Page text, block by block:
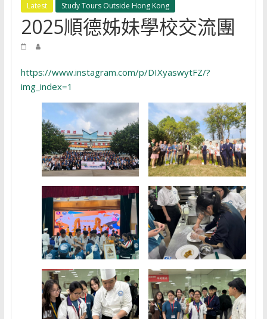
Latest Study Tours Outside Hong Kong
2025順德姊妹學校交流團
https://www.instagram.com/p/DIXyaswytFZ/?
img_index=1